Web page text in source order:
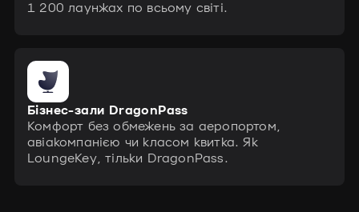
1 200 лаунжах по всьому світі.
Бізнес-зали DragonPass
Комфорт без обмежень за аеропортом,
авіакомпанією чи класом квитка. Як
LoungeKey, тільки DragonPass.